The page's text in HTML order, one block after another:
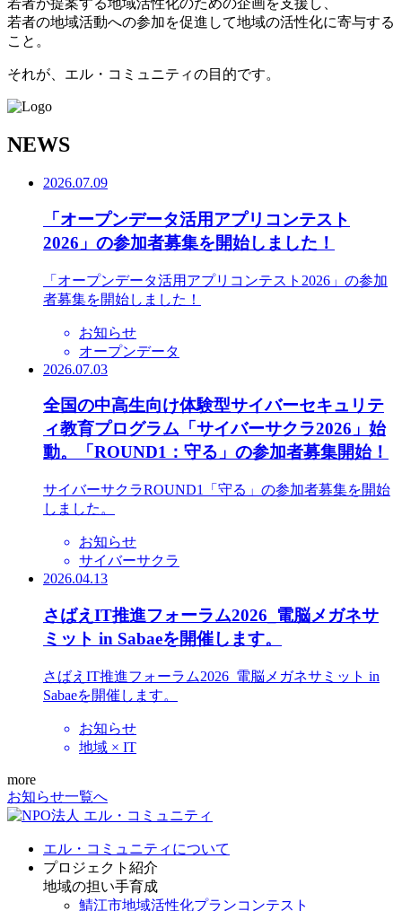
若者が提案する地域活性化のための企画を支援し、
若者の地域活動への参加を促進して地域の活性化に寄与する
こと。
それが、エル・コミュニティの目的です。
NEWS
2026.07.09
「オープンデータ活用アプリコンテスト
2026」の参加者募集を開始しました！
「オープンデータ活用アプリコンテスト2026」の参加
者募集を開始しました！
お知らせ
オープンデータ
2026.07.03
全国の中高生向け体験型サイバーセキュリテ
ィ教育プログラム「サイバーサクラ2026」始
動。「ROUND1：守る」の参加者募集開始！
サイバーサクラROUND1「守る」の参加者募集を開始
しました。
お知らせ
サイバーサクラ
2026.04.13
さばえIT推進フォーラム2026_電脳メガネサ
ミット in Sabaeを開催します。
さばえIT推進フォーラム2026_電脳メガネサミット in
Sabaeを開催します。
お知らせ
地域 × IT
more
お知らせ一覧へ
エル・コミュニティについて
プロジェクト紹介
地域の担い手育成
鯖江市地域活性化プランコンテスト